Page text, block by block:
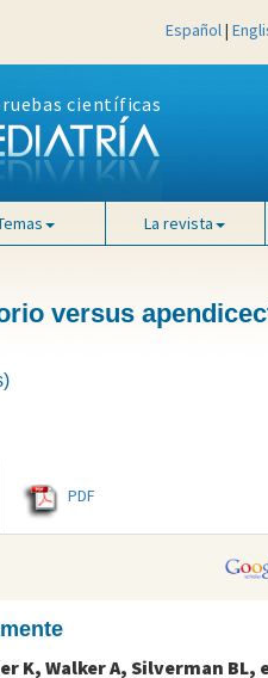
Español|
científicas
La revista
versus
PDF
K, Walker A, Silverman